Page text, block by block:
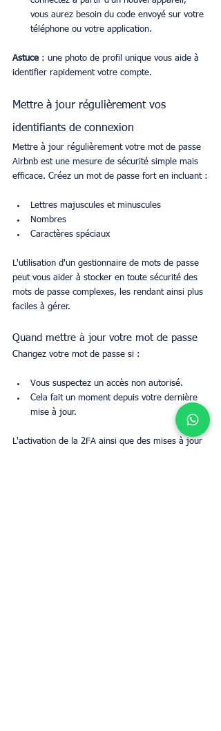
vous aurez besoin du code envoyé sur votre
téléphone ou votre application.
Astuce : une photo de profil unique vous aide à
identifier rapidement votre compte.
Mettre à jour régulièrement vos
identifiants de connexion
Mettre à jour régulièrement votre mot de passe
Airbnb est une mesure de sécurité simple mais
efficace. Créez un mot de passe fort en incluant :
Lettres majuscules et minuscules
Nombres
Caractères spéciaux
L'utilisation d'un gestionnaire de mots de passe
peut vous aider à stocker en toute sécurité des
mots de passe complexes, les rendant ainsi plus
faciles à gérer.
Quand mettre à jour votre mot de passe
Changez votre mot de passe si :
Vous suspectez un accès non autorisé.
Cela fait un moment depuis votre dernière
mise à jour.
L'activation de la 2FA ainsi que des mises à jour